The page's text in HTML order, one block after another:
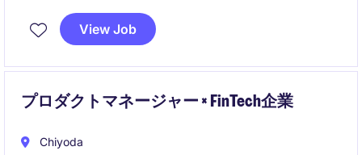
陣と密接に連携しながら事業運営を支える重要なポジ
ションです。
View Job
プロダクトマネージャー × FinTech企業
Chiyoda